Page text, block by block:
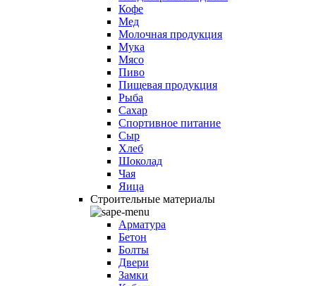
Кофе
Мед
Молочная продукция
Мука
Мясо
Пиво
Пищевая продукция
Рыба
Сахар
Спортивное питание
Сыр
Хлеб
Шоколад
Чая
Яица
Строительные материалы
Арматура
Бетон
Болты
Двери
Замки